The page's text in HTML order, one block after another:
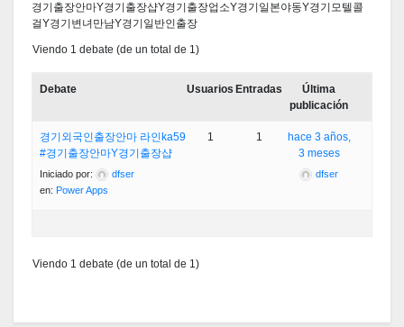
경기출장안마Υ경기출장샵Υ경기출장업소Υ경기일본야동Υ경기모텔콜
걸Υ경기변녀만남Υ경기일반인출장
Viendo 1 debate (de un total de 1)
Debate Usuarios Entradas
Última
publicación
경기외국인출장안마 라인ka59
#경기출장안마Υ경기출장샵
Iniciado por:
dfser
en: Power Apps
1 1
hace 3 años,
3 meses
dfser
Viendo 1 debate (de un total de 1)